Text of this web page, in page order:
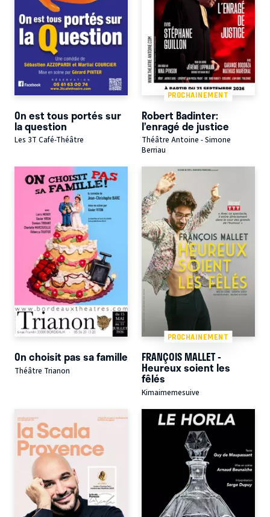
On est tous portés sur
la question
Les 3T Café-Théâtre
PROCHAINEMENT
Robert Badinter:
l’enragé de justice
Théâtre Antoine - Simone
Berriau
On choisit pas sa famille
Théâtre Trianon
PROCHAINEMENT
FRANÇOIS MALLET -
Heureux soient les
fêlés
Kimaimemesuive